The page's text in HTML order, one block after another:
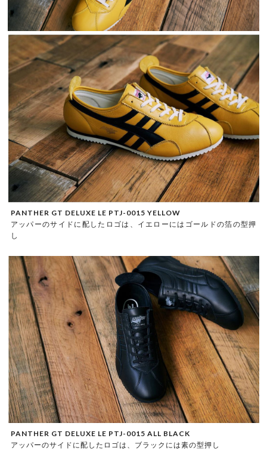
PANTHER GT DELUXE LE PTJ-0015 YELLOW
アッパーのサイドに配したロゴは、イエローにはゴールドの箔の型押
し
PANTHER GT DELUXE LE PTJ-0015 ALL BLACK
アッパーのサイドに配したロゴは、ブラックには素の型押し